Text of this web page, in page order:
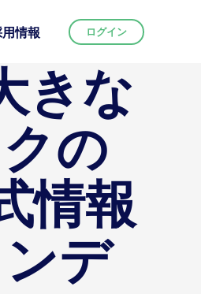
情報 ログイン
きな
の
情報
デ